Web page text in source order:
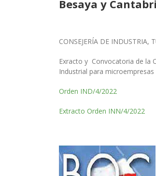
Besaya y
CONSEJERÍA DE INDUSTRIA,
Exracto y Convocatoria de la
Industrial para
Orden IND/4/2022
Extracto Orden INN/4/2022